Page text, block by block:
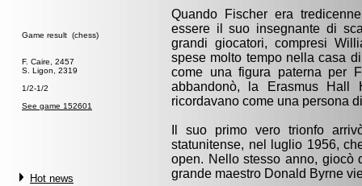
Game result (chess)
F. Caire, 2457
S. Ligon, 2319
1/2-1/2
See game 152601
Hot news
Quando Fischer era
essere il suo insegnante di
grandi giocatori, compresi
spese molto tempo nella casa
come una figura paterna per
abbandonò, la Erasmus Hall
ricordavano come una persona
Il suo primo vero trionfo
statunitense, nel luglio 1956,
open. Nello stesso anno, giocò
grande maestro Donald Byrne